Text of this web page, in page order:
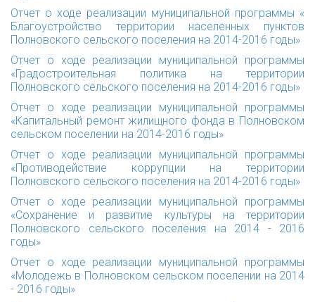
Отчет о ходе реализации муниципальной программы «
Благоустройство территории населенных пунктов
Полновского сельского поселения на 2014-2016 годы»
Отчет о ходе реализации муниципальной программы
«Градостроительная политика на территории
Полновского сельского поселения на 2014-2016 годы»
Отчет о ходе реализации муниципальной программы
«Капитальный ремонт жилищного фонда в Полновском
сельском поселении на 2014-2016 годы»
Отчет о ходе реализации муниципальной программы
«Противодействие коррупции на территории
Полновского сельского поселения на 2014-2016 годы»
Отчет о ходе реализации муниципальной программы
«Сохранение и развитие культуры на территории
Полновского сельского поселения на 2014 - 2016
годы»
Отчет о ходе реализации муниципальной программы
«Молодежь в Полновском сельском поселении на 2014
- 2016 годы»